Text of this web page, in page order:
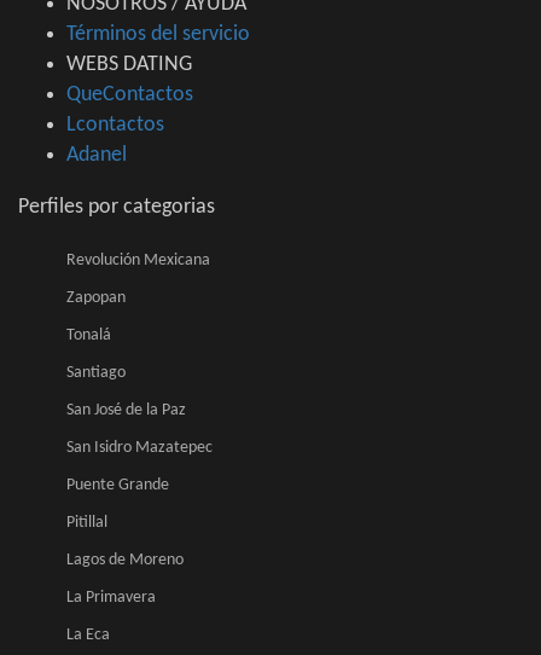
Términos del servicio
WEBS DATING
QueContactos
Lcontactos
Adanel
Perfiles por categorias
Revolución Mexicana
Zapopan
Tonalá
Santiago
San José de la Paz
San Isidro Mazatepec
Puente Grande
Pitillal
Lagos de Moreno
La Primavera
La Eca